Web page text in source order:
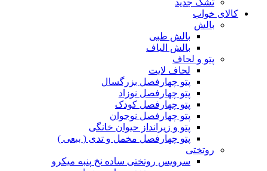
تشک جدید
کالای خواب
بالش
بالش طبی
بالش الیاف
پتو و لحاف
لحاف لایت
پتو چهارفصل بزرگسال
پتو چهارفصل نوزاد
پتو چهارفصل کودک
پتو چهارفصل نوجوان
پتو و زیرانداز حیوان خانگی
پتو چهارفصل مخمل و تدی ( ببعی )
روتختی
سرویس روتختی ساده نخ پنبه میکرو